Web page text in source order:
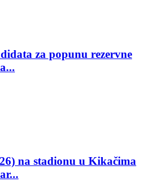
za popunu rezervne
na stadionu u Kikačima